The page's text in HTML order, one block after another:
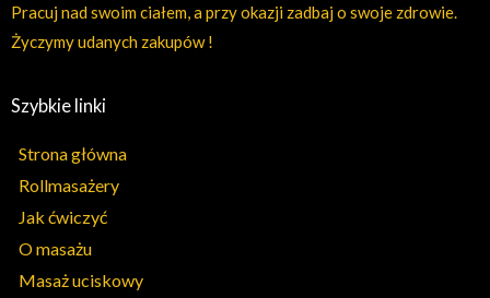
Pracuj nad swoim ciałem, a przy okazji zadbaj o swoje zdrowie.
Życzymy udanych zakupów !
Szybkie linki
Strona główna
Rollmasażery
Jak ćwiczyć
O masażu
Masaż uciskowy